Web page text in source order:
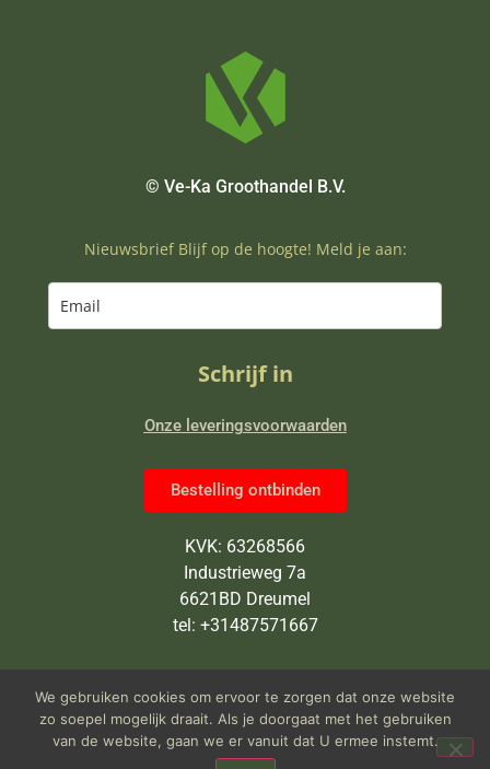
© Ve-Ka Groothandel B.V.
Nieuwsbrief Blijf op de hoogte! Meld je aan:
Schrijf in
Onze leveringsvoorwaarden
Bestelling ontbinden
KVK: 63268566
Industrieweg 7a
6621BD Dreumel
tel: +31487571667
Wij zijn van maandag tot en met
vrijdag open van 9 tot 5 uur
We gebruiken cookies om ervoor te zorgen dat onze website
zo soepel mogelijk draait. Als je doorgaat met het gebruiken
van de website, gaan we er vanuit dat U ermee instemt.